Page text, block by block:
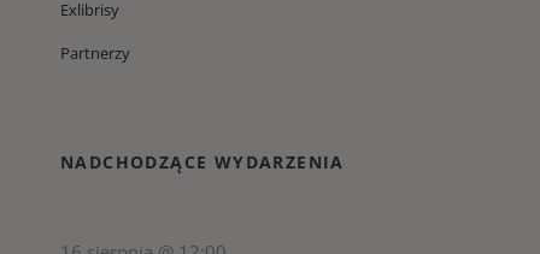
Exlibrisy
Partnerzy
NADCHODZĄCE WYDARZENIA